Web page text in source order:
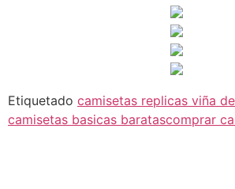
Etiquetado camisetas replicas viña
camisetas basicas baratascomprar